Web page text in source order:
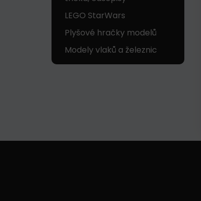
LEGO StarWars
Plyšové hračky modelů
Modely vlaků a železnic